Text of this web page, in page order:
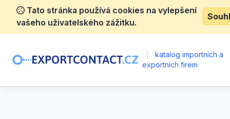
Tato stránka používá cookies na vylepšení
vašeho uživatelského zážitku.
katalog importních a
exportních firem